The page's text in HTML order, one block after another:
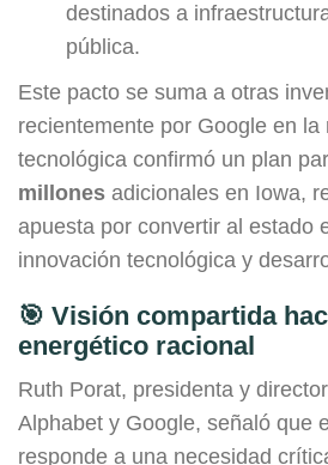
destinados a
pública.
Este pacto se suma a otras
recientemente por Google en
tecnológica confirmó un plan
millones adicionales en Iowa,
apuesta por convertir al estado
innovación tecnológica y
🎯 Visión compartida
energético racional
Ruth Porat, presidenta y
Alphabet y Google, señaló que
responde a una necesidad